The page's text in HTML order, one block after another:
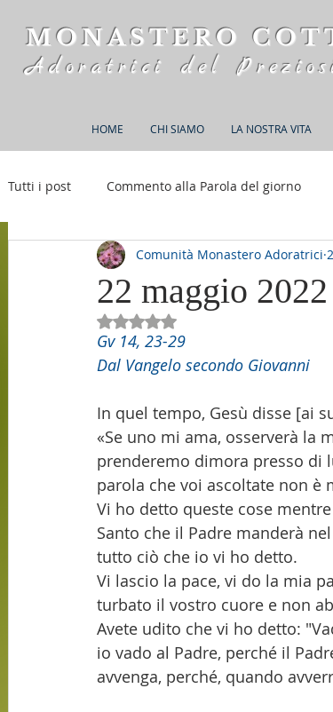
MONASTERO
Adoratrici del
HOME CHI SIAMO LA NOSTRA VITA
Tutti i post Commento alla Parola del giorno
Rifugio S. M. della Bellezza 150 anni di
22 maggio
Comunità Monastero Adoratrici
Valutazione NaN stelle su 5.
Gv 14, 23-29
Dal Vangelo secondo Giovanni
In quel tempo, Gesù disse [ai
«Se uno mi ama, osserverà la
prenderemo dimora presso di
parola che voi ascoltate non è
Vi ho detto queste cose
Santo che il Padre manderà
tutto ciò che io vi ho detto.
Vi lascio la pace, vi do la mia
turbato il vostro cuore e non
Avete udito che vi ho detto:
io vado al Padre, perché il
avvenga, perché, quando